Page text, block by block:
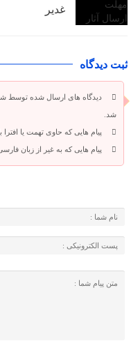
غدیر
ثبت دیدگاه
دیدگاه های ارسال شده توسط
شد.
پیام هایی که حاوی تهمت یا
پیام هایی که به غیر از زبان